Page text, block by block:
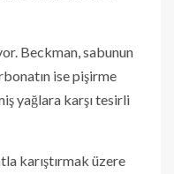
Beckman, sabunun
ise pişirme
yağlara karşı tesirli
karıştırmak üzere